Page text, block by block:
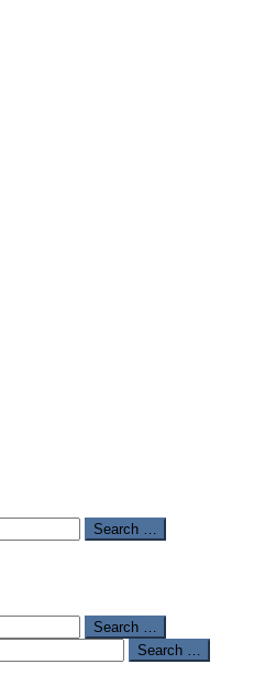
Search …
Search …
Search …